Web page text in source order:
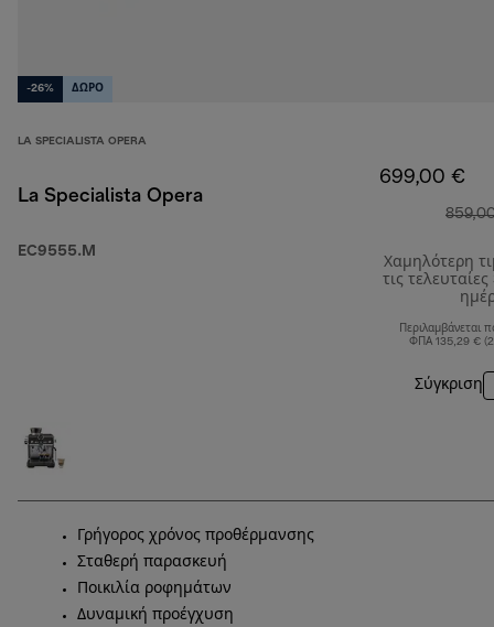
-26% ΔΩΡΟ
LA SPECIALISTA OPERA
La Specialista Opera
EC9555.M
699,00 €
Χαμηλότερη
τις τελευταίες
Περιλαμβάνεται
ΦΠΑ 135,29 €
Σύγκριση
Γρήγορος χρόνος προθέρμανσης
Σταθερή παρασκευή
Ποικιλία ροφημάτων
Δυναμική προέγχυση